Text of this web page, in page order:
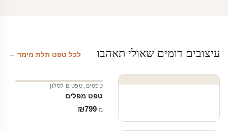
עיצובים דומים שאולי תאהבו לכל טפט תלת מימד →
טפטים טפטים לסלון
טפט מפלים
מ‑ ₪799